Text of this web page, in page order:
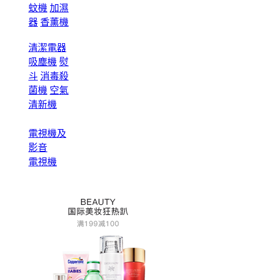
蚊機 加濕
器 香薰機
清潔電器
吸塵機 熨
斗 消毒殺
菌機 空氣
清新機
電視機及
影音
電視機